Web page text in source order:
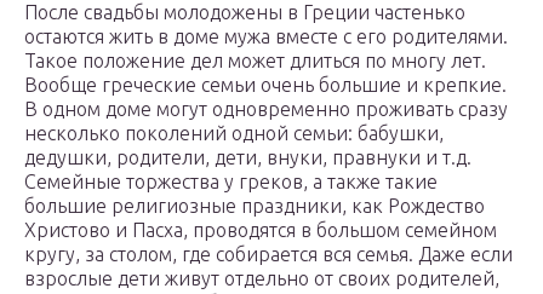
После свадьбы молодожены в Греции частенько
остаются жить в доме мужа вместе с его родителями.
Такое положение дел может длиться по многу лет.
Вообще греческие семьи очень большие и крепкие.
В одном доме могут одновременно проживать сразу
несколько поколений одной семьи: бабушки,
дедушки, родители, дети, внуки, правнуки и т.д.
Семейные торжества у греков, а также такие
большие религиозные праздники, как Рождество
Христово и Пасха, проводятся в большом семейном
кругу, за столом, где собирается вся семья. Даже если
взрослые дети живут отдельно от своих родителей,